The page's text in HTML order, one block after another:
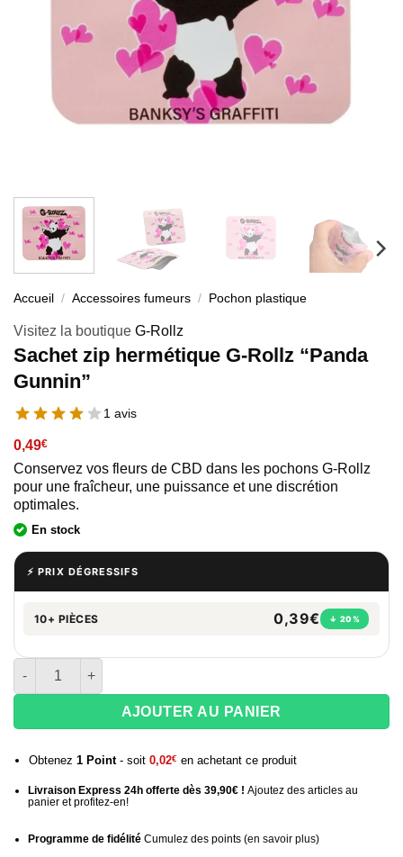
Accueil / Accessoires fumeurs / Pochon plastique
Visitez la boutique G-Rollz
Sachet zip hermétique G-Rollz “Panda
Gunnin”
1 avis
0,49€
Conservez vos fleurs de CBD dans les pochons G-Rollz
pour une fraîcheur, une puissance et une discrétion
optimales.
En stock
⚡ PRIX DÉGRESSIFS
10+ PIÈCES 0,39€ ↓ 20%
quantité de Sachet zip hermétique G-Rollz "Panda Gunnin"
AJOUTER AU PANIER
Obtenez 1Point- soit 0,02€ en achetant ce produit
Livraison Express 24h offerte dès 39,90€ ! Ajoutez des articles au
panier et profitez-en!
Programme de fidélitéCumulez des points (en savoir plus)